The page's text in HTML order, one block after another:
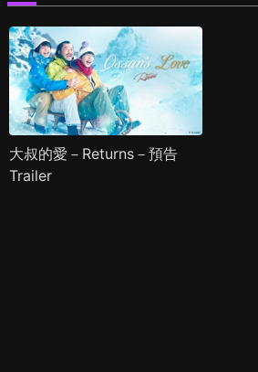
大叔的愛－Returns－預告
Trailer